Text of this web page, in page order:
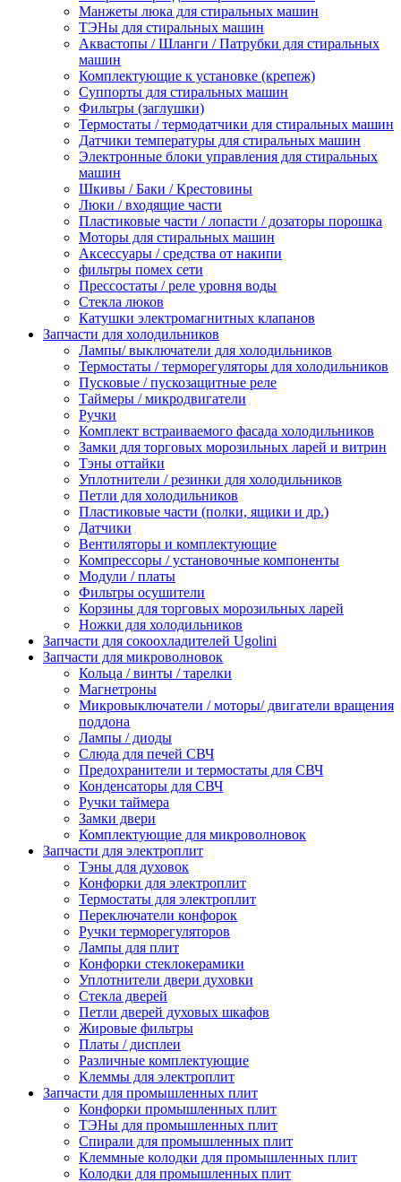
Манжеты люка для стиральных машин
ТЭНы для стиральных машин
Аквастопы / Шланги / Патрубки для стиральных
машин
Комплектующие к установке (крепеж)
Суппорты для стиральных машин
Фильтры (заглушки)
Термостаты / термодатчики для стиральных машин
Датчики температуры для стиральных машин
Электронные блоки управления для стиральных
машин
Шкивы / Баки / Крестовины
Люки / входящие части
Пластиковые части / лопасти / дозаторы порошка
Моторы для стиральных машин
Аксессуары / средства от накипи
фильтры помех сети
Прессостаты / реле уровня воды
Стекла люков
Катушки электромагнитных клапанов
Запчасти для холодильников
Лампы/ выключатели для холодильников
Термостаты / терморегуляторы для холодильников
Пусковые / пускозащитные реле
Таймеры / микродвигатели
Ручки
Комплект встраиваемого фасада холодильников
Замки для торговых морозильных ларей и витрин
Тэны оттайки
Уплотнители / резинки для холодильников
Петли для холодильников
Пластиковые части (полки, ящики и др.)
Датчики
Вентиляторы и комплектующие
Компрессоры / установочные компоненты
Модули / платы
Фильтры осушители
Корзины для торговых морозильных ларей
Ножки для холодильников
Запчасти для сокоохладителей Ugolini
Запчасти для микроволновок
Кольца / винты / тарелки
Магнетроны
Микровыключатели / моторы/ двигатели вращения
поддона
Лампы / диоды
Слюда для печей СВЧ
Предохранители и термостаты для СВЧ
Конденсаторы для СВЧ
Ручки таймера
Замки двери
Комплектующие для микроволновок
Запчасти для электроплит
Тэны для духовок
Конфорки для электроплит
Термостаты для электроплит
Переключатели конфорок
Ручки терморегуляторов
Лампы для плит
Конфорки стеклокерамики
Уплотнители двери духовки
Стекла дверей
Петли дверей духовых шкафов
Жировые фильтры
Платы / дисплеи
Различные комплектующие
Клеммы для электроплит
Запчасти для промышленных плит
Конфорки промышленных плит
ТЭНы для промышленных плит
Спирали для промышленных плит
Клеммные колодки для промышленных плит
Колодки для промышленных плит